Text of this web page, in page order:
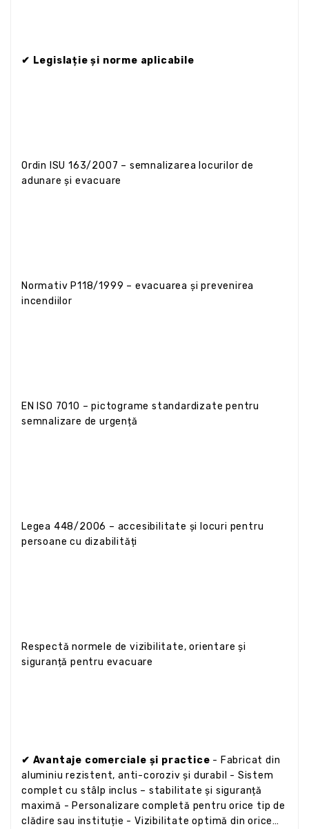
✔ Legislație și norme aplicabile
Ordin ISU 163/2007 – semnalizarea locurilor de
adunare și evacuare
Normativ P118/1999 – evacuarea și prevenirea
incendiilor
EN ISO 7010 – pictograme standardizate pentru
semnalizare de urgență
Legea 448/2006 – accesibilitate și locuri pentru
persoane cu dizabilități
Respectă normele de vizibilitate, orientare și
siguranță pentru evacuare
✔ Avantaje comerciale și practice - Fabricat din
aluminiu rezistent, anti-coroziv și durabil - Sistem
complet cu stâlp inclus – stabilitate și siguranță
maximă - Personalizare completă pentru orice tip de
clădire sau instituție - Vizibilitate optimă din orice